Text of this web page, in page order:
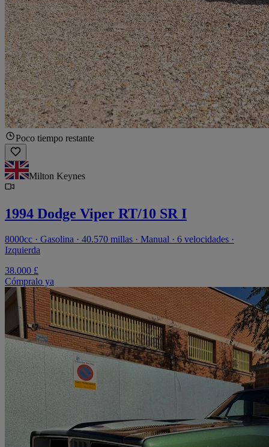
Poco tiempo restante
Milton Keynes
1994 Dodge Viper RT/10 SR I
8000cc · Gasolina · 40.570 millas · Manual · 6 velocidades ·
Izquierda
38.000 £
Cómpralo ya